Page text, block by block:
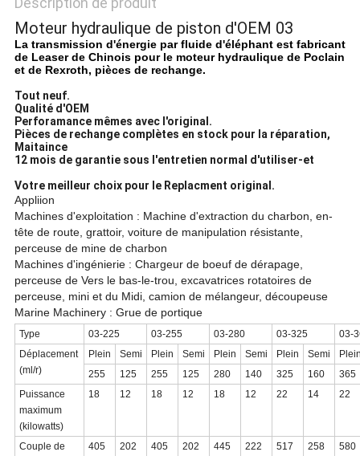
Moteur hydraulique de piston d'OEM 03
La transmission d'énergie par fluide d'éléphant est fabricant
de Leaser de Chinois pour le moteur hydraulique de Poclain
et de Rexroth, pièces de rechange.
Tout neuf.
Qualité d'OEM
Perforamance mêmes avec l'original.
Pièces de rechange complètes en stock pour la réparation,
Maitaince
12 mois de garantie sous l'entretien normal d'utiliser-et
Votre meilleur choix pour le Replacment original.
Appliion
Machines d'exploitation : Machine d'extraction du charbon, en-
tête de route, grattoir, voiture de manipulation résistante,
perceuse de mine de charbon
Machines d'ingénierie : Chargeur de boeuf de dérapage,
perceuse de Vers le bas-le-trou, excavatrices rotatoires de
perceuse, mini et du Midi, camion de mélangeur, découpeuse
Marine Machinery : Grue de portique
Type 03-225 03-255 03-280 03-325
03-
Déplacement
(ml/r)
Plein Semi Plein Semi Plein Semi Plein Semi
255
125 255 125 280 140 325 160
365
Puissance
maximum
(kilowatts)
18 12 18 12 18 12 22 14 22
Couple de
405 202 405 202 445 222 517 258 580